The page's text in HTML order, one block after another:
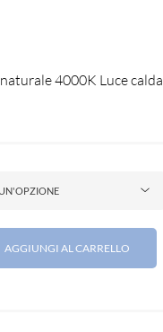
4000K Luce calda
AGGIUNGI AL CARRELLO